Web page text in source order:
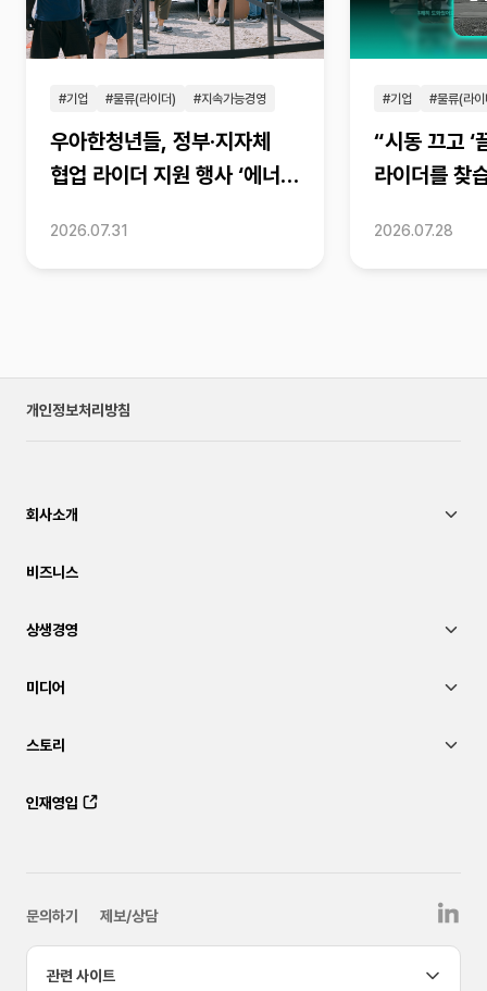
#기업 #물류(라이더) #지속가능경영
우아한청년들, 정부·지자체
협업 라이더 지원 행사 ‘에너지
2026.07.31
#기업 #물류(라
“시동 끄고 ‘
라이더를 찾
라이더 제보
2026.07.28
개인정보처리방침
회사소개
비즈니스
상생경영
미디어
스토리
인재영입
문의하기 제보/상담
관련 사이트